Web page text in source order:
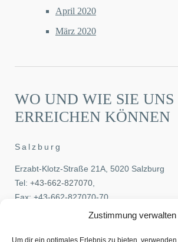
Zustimmung verwalten
Um dir ein optimales Erlebnis zu bieten,
April 2020
März 2020
WO UND WIE SIE UNS
ERREICHEN KÖNNEN
Salzburg
Erzabt-Klotz-Straße 21A, 5020 Salzburg
Tel: +43-662-827070
Fax: +43-662-827070-70
office@pehb.at
Wien